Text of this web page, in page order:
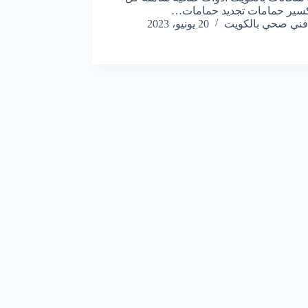
حمامات تجديد حمامات…
فني صحي بالكويت
20 يونيو، 2023